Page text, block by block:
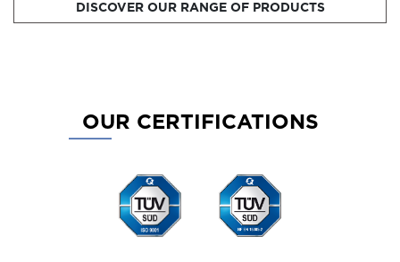
DISCOVER OUR RANGE OF PRODUCTS
OUR CERTIFICATIONS